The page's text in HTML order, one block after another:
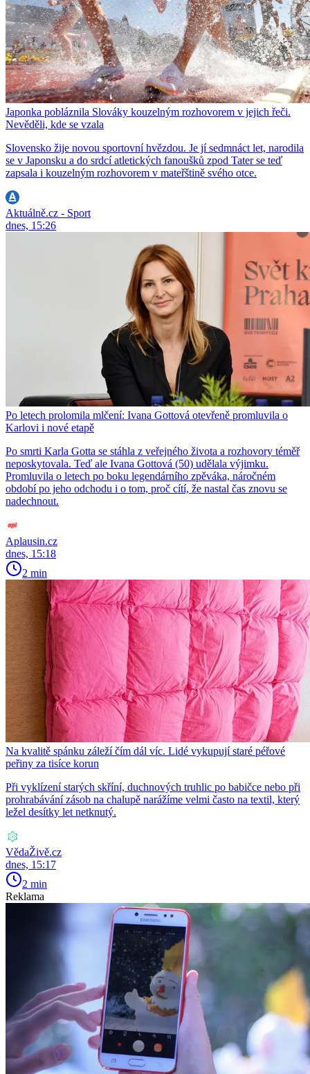
Japonka pobláznila Slováky kouzelným rozhovorem v jejich řeči.
Nevěděli, kde se vzala
Slovensko žije novou sportovní hvězdou. Je jí sedmnáct let, narodila
se v Japonsku a do srdcí atletických fanoušků zpod Tater se teď
zapsala i kouzelným rozhovorem v mateřštině svého otce.
Aktuálně.cz - Sport
dnes, 15:26
Po letech prolomila mlčení: Ivana Gottová otevřeně promluvila o
Karlovi i nové etapě
Po smrti Karla Gotta se stáhla z veřejného života a rozhovory téměř
neposkytovala. Teď ale Ivana Gottová (50) udělala výjimku.
Promluvila o letech po boku legendárního zpěváka, náročném
období po jeho odchodu i o tom, proč cítí, že nastal čas znovu se
nadechnout.
Aplausin.cz
dnes, 15:18
2 min
Na kvalitě spánku záleží čím dál víc. Lidé vykupují staré péřové
peřiny za tisíce korun
Při vyklízení starých skříní, duchnových truhlic po babičce nebo při
prohrabávání zásob na chalupě narážíme velmi často na textil, který
ležel desítky let netknutý.
VědaŽivě.cz
dnes, 15:17
2 min
Reklama